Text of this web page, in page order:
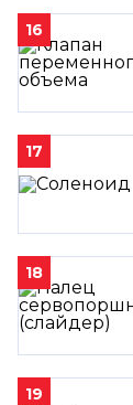
16
17
18
19